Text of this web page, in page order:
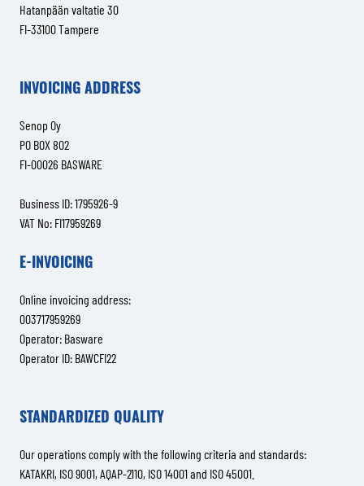
Hatanpään valtatie 30
FI-33100 Tampere
INVOICING ADDRESS
Senop Oy
PO BOX 802
FI-00026 BASWARE
Business ID: 1795926-9
VAT No: FI17959269
E-INVOICING
Online invoicing address:
003717959269
Operator: Basware
Operator ID: BAWCFI22
STANDARDIZED QUALITY
Our operations comply with the following criteria and standards:
KATAKRI, ISO 9001, AQAP-2110, ISO 14001 and ISO 45001.